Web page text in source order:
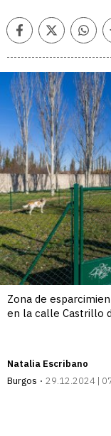
FacebookTwitter
Zona de
en la calle Castrillo
Natalia Escribano
Burgos
29.12.2024 |